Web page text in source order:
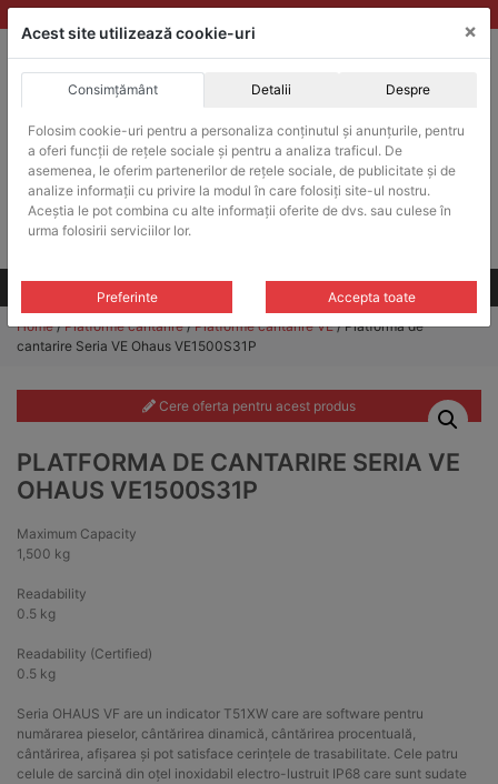
Skip
to
ACHIZITII PUBLICE
Produsele pot fi achizitionate si in sistemul SEAP / SICAP
Products
search
CAUTARE
Toate produsele
Home/Platforme cantarire/Platforme cantarire VE/ Platforma de
cantarire Seria VE Ohaus VE1500S31P
Cere oferta pentru acest produs
PLATFORMA DE CANTARIRE SERIA VE
OHAUS VE1500S31P
Maximum Capacity
1,500 kg
Readability
0.5 kg
Readability (Certified)
0.5 kg
Seria OHAUS VF are un indicator T51XW care are software pentru
numărarea pieselor, cântărirea dinamică, cântărirea procentuală,
cântărirea, afișarea și pot satisface cerințele de trasabilitate. Cele patru
celule de sarcină din oțel inoxidabil electro-lustruit IP68 care sunt sudate
Acest site utilizează cookie-uri ×
Consimțământ Detalii Despre
Folosim cookie-uri pentru a personaliza conținutul și anunțurile, pentru
a oferi funcții de rețele sociale și pentru a analiza traficul. De
asemenea, le oferim partenerilor de rețele sociale, de publicitate și de
analize informații cu privire la modul în care folosiți site-ul nostru.
Aceștia le pot combina cu alte informații oferite de dvs. sau culese în
urma folosirii serviciilor lor.
Preferinte Accepta toate